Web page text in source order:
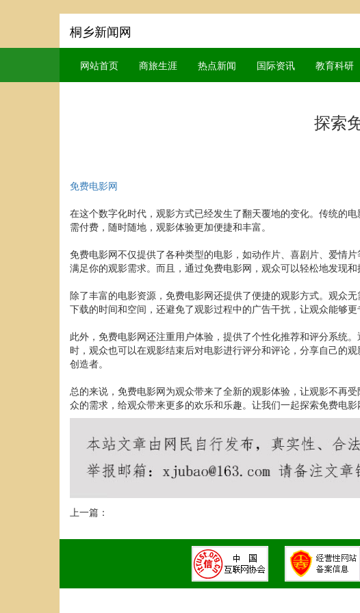
桐乡新闻网
网站首页 商旅生涯 热点新闻 国际资讯 教育科研
探索
免费电影网
在这个数字化时代，观影方式已经发生了翻天覆地的变化。传统的
需付费，随时随地，观影体验更加便捷和丰富。
免费电影网不仅提供了各种类型的电影，如动作片、喜剧片、爱情
满足你的观影需求。而且，通过免费电影网，观众可以轻松地发现
除了丰富的电影资源，免费电影网还提供了便捷的观影方式。观众
下载的时间和空间，还避免了观影过程中的广告干扰，让观众能够更
此外，免费电影网还注重用户体验，提供了个性化推荐和评分系统
时，观众也可以在观影结束后对电影进行评分和评论，分享自己的
创造者。
总的来说，免费电影网为观众带来了全新的观影体验，让观影不再
众的需求，给观众带来更多的欢乐和乐趣。让我们一起探索免费电
上一篇：